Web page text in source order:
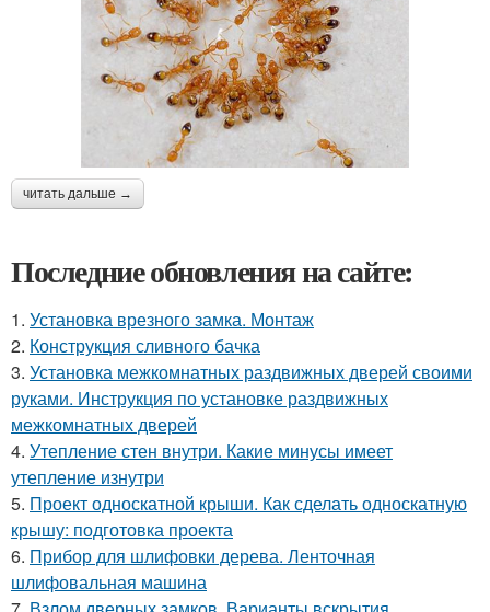
читать дальше →
Последние обновления на сайте:
1. Установка врезного замка. Монтаж
2. Конструкция сливного бачка
3. Установка межкомнатных раздвижных дверей своими
руками. Инструкция по установке раздвижных
межкомнатных дверей
4. Утепление стен внутри. Какие минусы имеет
утепление изнутри
5. Проект односкатной крыши. Как сделать односкатную
крышу: подготовка проекта
6. Прибор для шлифовки дерева. Ленточная
шлифовальная машина